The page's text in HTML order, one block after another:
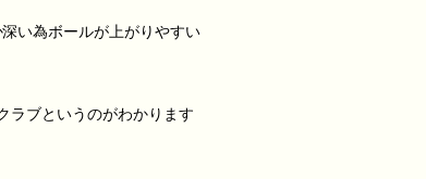
い為ボールが上がりやすい
ラブというのがわかります